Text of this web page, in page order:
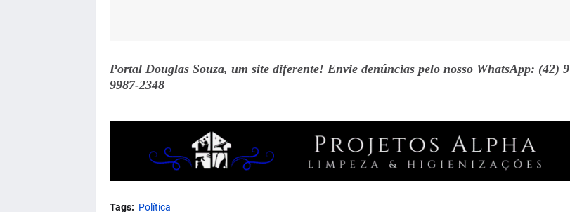
Portal Douglas Souza, um site diferente! Envie denúncias pelo nosso WhatsApp: (42) 9
9987-2348
Tags: Política